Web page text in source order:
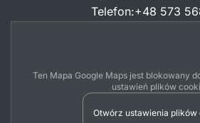
Telefon:+48 573
Ten Mapa Google Maps jest blokowany
ustawień plików
Otwórz ustawienia plików